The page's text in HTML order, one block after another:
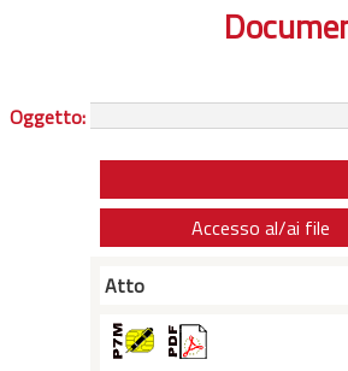
Oggetto:
Accesso al/ai file
Atto